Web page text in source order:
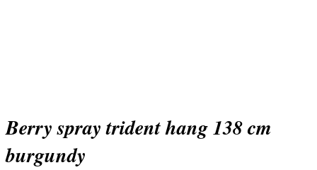
berry spray trident hang 138 cm
burgundy